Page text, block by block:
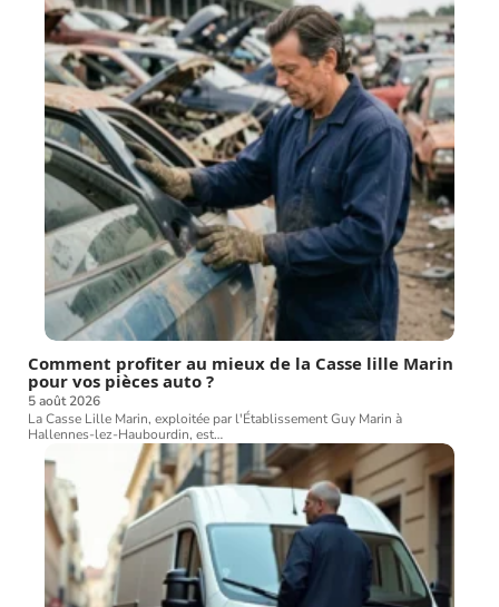
Comment profiter au mieux de la Casse lille Marin
pour vos pièces auto ?
5 août 2026
La Casse Lille Marin, exploitée par l'Établissement Guy Marin à
Hallennes-lez-Haubourdin, est…